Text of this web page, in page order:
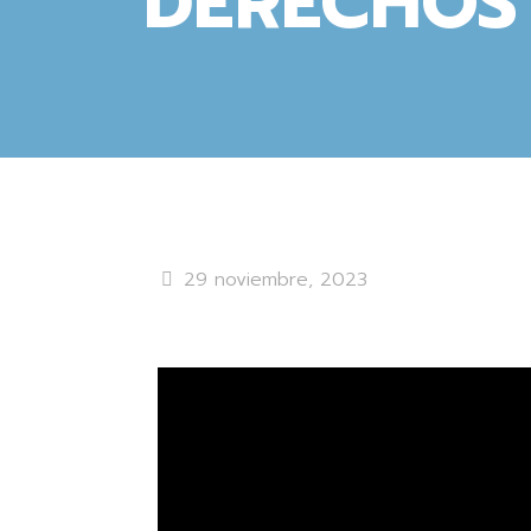
29 noviembre, 2023